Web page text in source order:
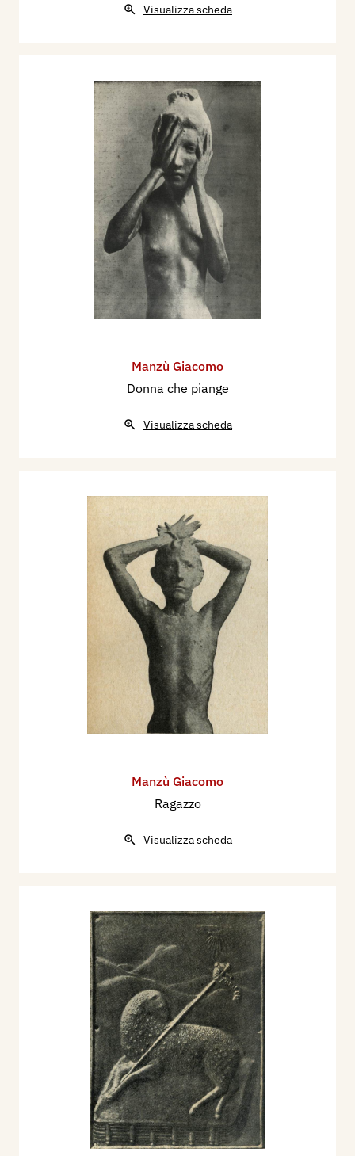
Visualizza scheda
Manzù Giacomo
Donna che piange
Visualizza scheda
Manzù Giacomo
Ragazzo
Visualizza scheda